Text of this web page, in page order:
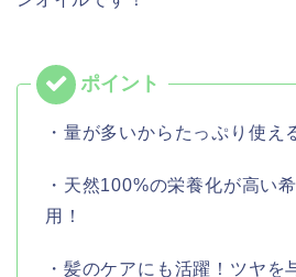
・量が多いからたっぷり使え
・天然100%の栄養化が高い
用！
・髪のケアにも活躍！ツヤを